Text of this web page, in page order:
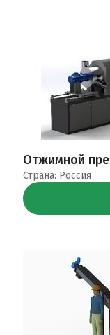
Отжимной
Страна: Россия